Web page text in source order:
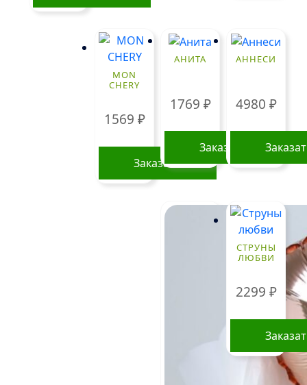
MON
CHERY
1569 ₽
Заказать
АНИТА
1769 ₽
Заказать
АННЕСИ
4980 ₽
СТРУНЫ
ЛЮБВИ
2299 ₽